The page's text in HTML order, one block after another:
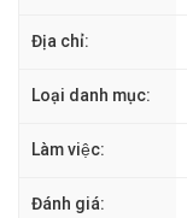
Địa chỉ:
Loại danh mục:
Làm việc:
Đánh giá: